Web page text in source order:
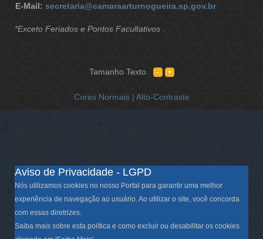
E-Mail: secretaria@camaraarturnogueira.sp.gov.br
*Exceto Feriados e Pontos Facultativos .
Tamanho Texto
Cores Normais | Alto-Contraste
AVISO LGPD - EB Sticky
Cookie Notice
Aviso de Privacidade - LGPD
Nós utilizamos cookies no nosso Portal para garantir uma melhor
experiência de navegação ao usuário. Ao utilizar o site, você concorda
com essas diretrizes.
Saiba mais sobre esta política e como excluir ou desabilitar os cookies